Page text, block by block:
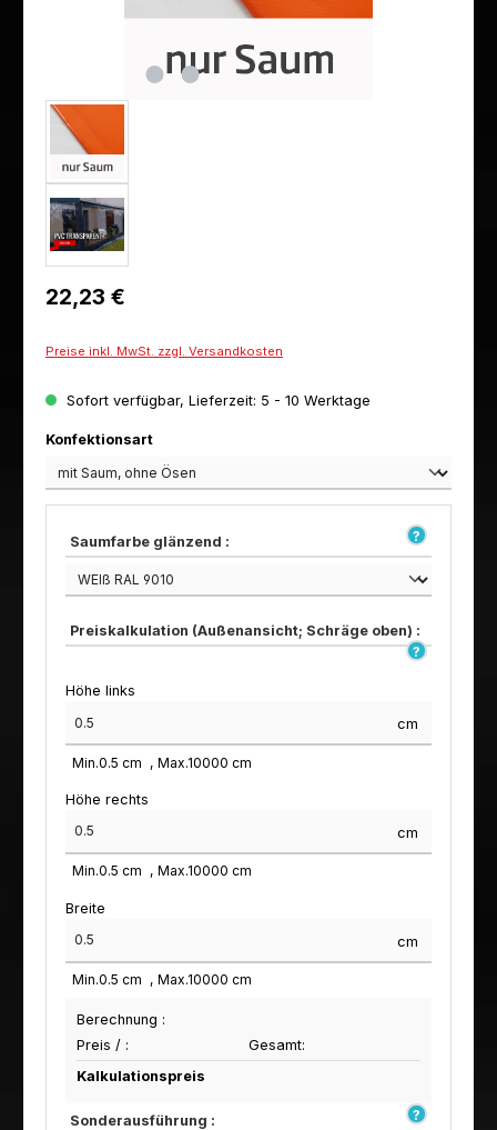
Regulärer Preis:
22,23 €
Preise inkl. MwSt. zzgl. Versandkosten
Sofort verfügbar, Lieferzeit: 5 - 10 Werktage
Konfektionsartauswählen
Saumfarbe glänzend :
Preiskalkulation (Außenansicht; Schräge oben) :
Höhe links
cm
Min.0.5 cm Max.10000 cm
Höhe rechts
cm
Min.0.5 cm Max.10000 cm
Breite
cm
Min.0.5 cm Max.10000 cm
Berechnung :
Preis / :
Gesamt:
Kalkulationspreis
Sonderausführung :